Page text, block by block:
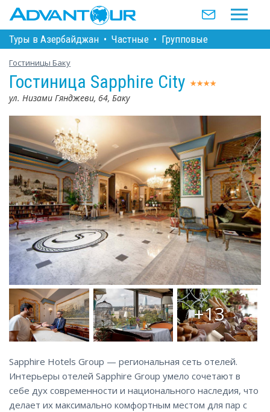
Туры в Азербайджан • Частные • Групповые
Гостиницы Баку
Гостиница Sapphire City
ул. Низами Гянджеви, 64, Баку
+13
Sapphire Hotels Group — региональная сеть отелей.
Интерьеры отелей Sapphire Group умело сочетают в
себе дух современности и национального наследия, что
делает их максимально комфортным местом для пар с